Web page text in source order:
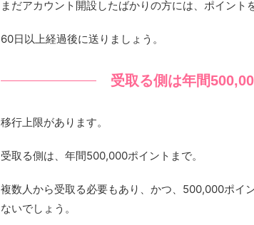
まだアカウント開設したばかりの方には、ポイント
60日以上経過後に送りましょう。
受取る側は年間
移行上限があります。
受取る側は、年間500,000ポイントまで。
複数人から受取る必要もあり、かつ、500,000ポイ
ないでしょう。